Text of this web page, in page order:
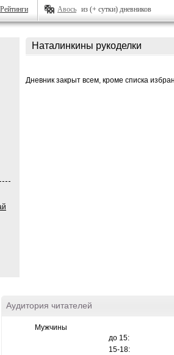
Рейтинги Авось из (+ сутки) дневников
Наталинкины рукоделки
Дневник закрыт всем, кроме списка
Аудитория читателей
Мужчины
до 15:
15-18: